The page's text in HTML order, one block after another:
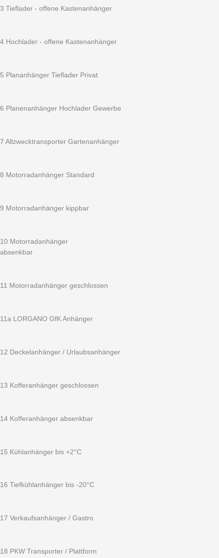
3 Tieflader - offene Kastenanhänger
4 Hochlader - offene Kastenanhänger
5 Plananhänger Tieflader Privat
6 Planenanhänger Hochlader Gewerbe
7 Allzwecktransporter Gartenanhänger
8 Motorradanhänger Standard
9 Motorradanhänger kippbar
10 Motorradanhänger
absenkbar
11 Motorradanhänger geschlossen
11a LORGANO GfK Anhänger
12 Deckelanhänger / Urlaubsanhänger
13 Kofferanhänger geschlossen
14 Kofferanhänger absenkbar
15 Kühlanhänger bis +2°C
16 Tiefkühlanhänger bis -20°C
17 Verkaufsanhänger / Gastro
18 PKW Transporter / Plattform
x
Auffahrschiene
Seitenreling
Zoll
100